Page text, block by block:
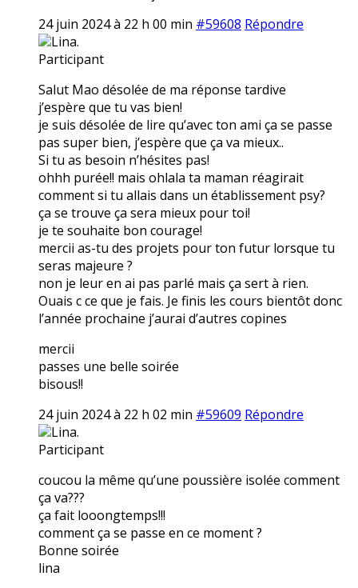
24 juin 2024 à 22 h 00 min #59608 Répondre
Lina.
Participant
Salut Mao désolée de ma réponse tardive
j’espère que tu vas bien!
je suis désolée de lire qu’avec ton ami ça se passe
pas super bien, j’espère que ça va mieux..
Si tu as besoin n’hésites pas!
ohhh purée!! mais ohlala ta maman réagirait
comment si tu allais dans un établissement psy?
ça se trouve ça sera mieux pour toi!
je te souhaite bon courage!
mercii as-tu des projets pour ton futur lorsque tu
seras majeure ?
non je leur en ai pas parlé mais ça sert à rien.
Ouais c ce que je fais. Je finis les cours bientôt donc
l’année prochaine j’aurai d’autres copines
mercii
passes une belle soirée
bisous!!
24 juin 2024 à 22 h 02 min #59609 Répondre
Lina.
Participant
coucou la même qu’une poussière isolée comment
ça va???
ça fait looongtemps!!!
comment ça se passe en ce moment ?
Bonne soirée
lina